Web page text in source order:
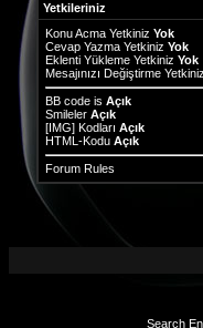
Yetkileriniz
Konu Acma Yetkiniz Yok
Cevap Yazma Yetkiniz Yok
Eklenti Yükleme Yetkiniz Yok
Mesajınızı Değiştirme Yetkiniz
BB code is Açık
Smileler Açık
[IMG] Kodları Açık
HTML-Kodu Açık
Forum Rules
Search